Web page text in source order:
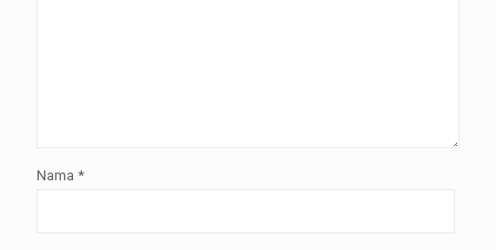
Nama *